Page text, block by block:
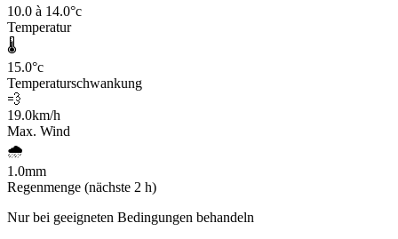
10.0 à 14.0°c
Temperatur
🌡️
15.0°c
Temperaturschwankung
💨
19.0km/h
Max. Wind
🌧️
1.0mm
Regenmenge (nächste 2 h)
Nur bei geeigneten Bedingungen behandeln